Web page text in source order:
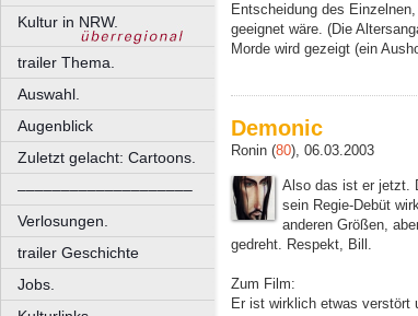
Kultur in NRW.
trailer Thema.
Auswahl.
Augenblick
Zuletzt gelacht: Cartoons.
––––––––––––––––––––
Verlosungen.
trailer Geschichte
Jobs.
Entscheidung des
geeignet wäre. (Die
Morde wird gezeigt (ein
Demonic
Ronin (80), 06.03.2003
Also das ist er jetzt.
sein Regie-Debüt
anderen Größen,
gedreht. Respekt, Bill.
Zum Film:
Er ist wirklich etwas verstört